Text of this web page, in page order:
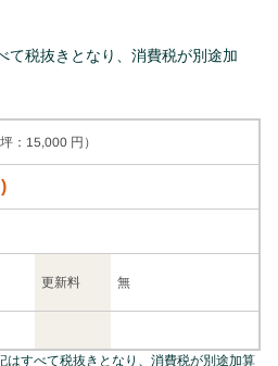
て税抜きとなり、消費税が別途加
坪：15,000 円）
更新料 無
すべて税抜きとなり、消費税が別途加算